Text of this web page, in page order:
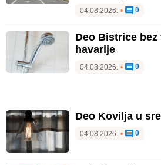
04.08.2026. • 0
Deo Bistrice
havarije
04.08.2026. • 0
Deo Kovilja u
04.08.2026. • 0